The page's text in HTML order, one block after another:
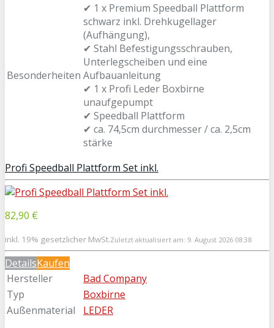
Besonderheiten
✔ 1 x Premium Speedball Plattform
schwarz inkl. Drehkugellager
(Aufhängung),
✔ Stahl Befestigungsschrauben,
Unterlegscheiben und eine
Aufbauanleitung
✔ 1 x Profi Leder Boxbirne
unaufgepumpt
✔ Speedball Plattform
✔ ca. 74,5cm durchmesser / ca. 2,5cm
stärke
Profi Speedball Plattform Set inkl.
82,90 €
inkl. 19% gesetzlicher MwSt.Zuletzt aktualisiert am: 9. August 2026 08:38
DetailsKaufen
Hersteller
Bad Company
Typ
Boxbirne
Außenmaterial
LEDER